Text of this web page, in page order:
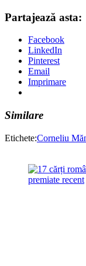
Partajează asta:
Facebook
LinkedIn
Pinterest
Email
Imprimare
Similare
Etichete:Corneliu